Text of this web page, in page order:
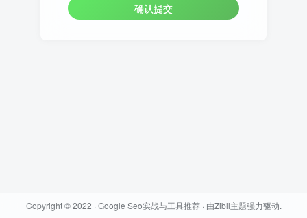
确认提交
Copyright © 2022 · Google Seo实战与工具推荐· 由Zibll主题强力驱动.